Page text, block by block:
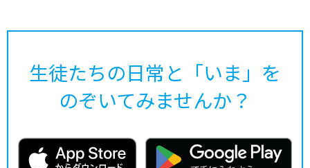
生徒たちの日常と「いま」を
のぞいてみませんか？